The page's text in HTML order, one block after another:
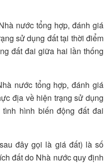
nước tổng hợp, đánh giá
sử dụng đất tại thời điểm
đất đai giữa hai lần thống
nước tổng hợp, đánh giá
địa về hiện trạng sử dụng
hình biến động đất đai
đây gọi là giá đất) là số
đất do Nhà nước quy định